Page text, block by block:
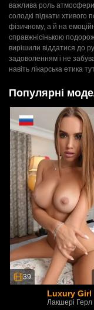
важлива роль
солодкі підкати хтивого
фізичному, а й на
справжнісінькою
вирішили віддатися до
задоволенням і не
навіть лікарська етика
Популярні
39
Luxury Girl
Лакшері Герл